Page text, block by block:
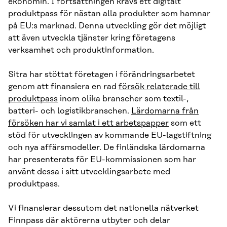
produktpass för nästan alla produkter som hamnar
på EU:s marknad. Denna utveckling gör det möjligt
att även utveckla tjänster kring företagens
verksamhet och produktinformation.
Sitra har stöttat företagen i förändringsarbetet
genom att finansiera en rad försök relaterade till
produktpass inom olika branscher som textil-,
batteri- och logistikbranschen. Lärdomarna från
försöken har vi samlat i ett arbetspapper som ett
stöd för utvecklingen av kommande EU-lagstiftning
och nya affärsmodeller. De finländska lärdomarna
har presenterats för EU-kommissionen som har
använt dessa i sitt utvecklingsarbete med
produktpass.
Vi finansierar dessutom det nationella nätverket
Finnpass där aktörerna utbyter och delar